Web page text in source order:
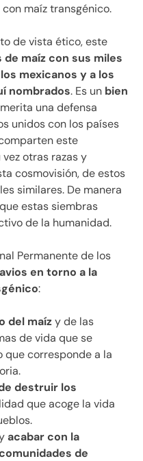
maíz transgénico.
de vista ético, este
de maíz con sus miles
mexicanos y a los
nombrados. Es un bien
una defensa
unidos con los países
este
otras razas y
cosmovisión, de estos
similares. De manera
estas siembras
de la humanidad.
Permanente de los
en torno a la
:
del maízy de las
de vida que se
que corresponde a la
destruir los
que acoge la vida
acabar con la
de